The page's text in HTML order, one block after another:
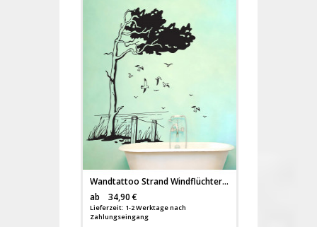
Wandtattoo Strand Windflüchter Meer Möven Landschaft M1410
ab
34,90 €
Lieferzeit: 1-2 Werktage nach
Zahlungseingang